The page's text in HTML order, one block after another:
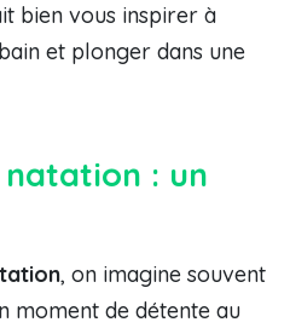
bien vous inspirer à
et plonger dans une
: un
, on imagine souvent
moment de détente au